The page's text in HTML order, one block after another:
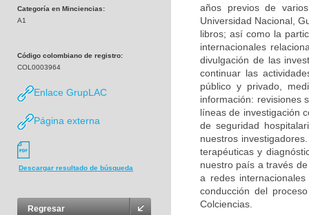
Categoría en Minciencias:
A1
Código colombiano de registro:
COL0003964
Enlace GrupLAC
Página externa
Descargar resultado de búsqueda
Regresar
años previos de
Universidad Nacional,
libros; así como la
internacionales
divulgación de las
continuar las
público y privado,
información: revisiones
líneas de investigación
de seguridad
nuestros
terapéuticas y
nuestro país a través
a redes
conducción del
Colciencias.